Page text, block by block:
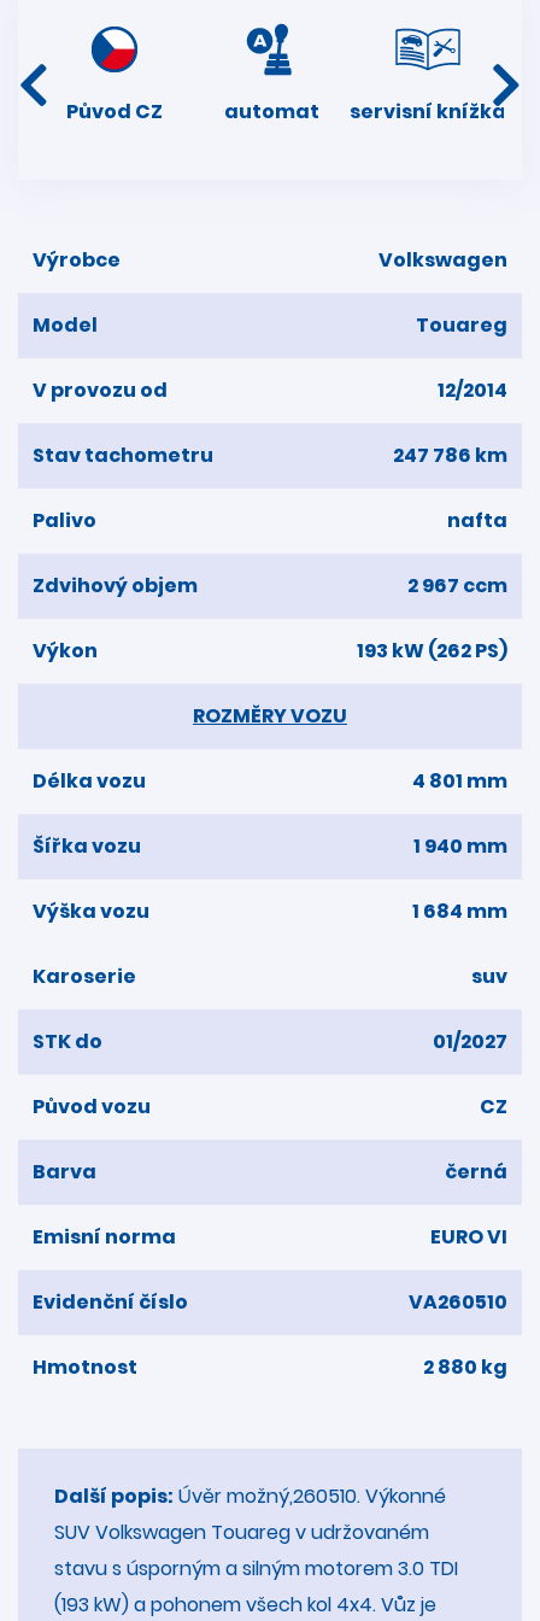
Původ CZ automat servisní knížka
Výrobce Volkswagen
Model Touareg
V provozu od 12/2014
Stav tachometru 247 786 km
Palivo nafta
Zdvihový objem 2 967 ccm
Výkon 193 kW (262 PS)
ROZMĚRY VOZU
Délka vozu 4 801 mm
Šířka vozu 1 940 mm
Výška vozu 1 684 mm
Karoserie suv
STK do 01/2027
Původ vozu CZ
Barva černá
Emisní norma EURO VI
Evidenční číslo VA260510
Hmotnost 2 880 kg
Další popis: Úvěr možný,260510. Výkonné
SUV Volkswagen Touareg v udržovaném
stavu s úsporným a silným motorem 3.0 TDI
(193 kW) a pohonem všech kol 4x4. Vůz je